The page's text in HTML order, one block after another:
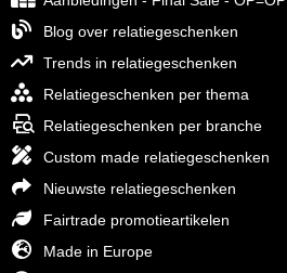
Blog over relatiegeschenken
Trends in relatiegeschenken
Relatiegeschenken per thema
Relatiegeschenken per branche
Custom made relatiegeschenken
Nieuwste relatiegeschenken
Fairtrade promotieartikelen
Made in Europe